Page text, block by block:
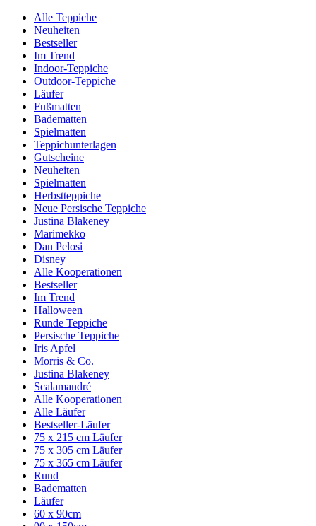
Alle Teppiche
Neuheiten
Bestseller
Im Trend
Indoor-Teppiche
Outdoor-Teppiche
Läufer
Fußmatten
Badematten
Spielmatten
Teppichunterlagen
Gutscheine
Neuheiten
Spielmatten
Herbstteppiche
Neue Persische Teppiche
Justina Blakeney
Marimekko
Dan Pelosi
Disney
Alle Kooperationen
Bestseller
Im Trend
Halloween
Runde Teppiche
Persische Teppiche
Iris Apfel
Morris & Co.
Justina Blakeney
Scalamandré
Alle Kooperationen
Alle Läufer
Bestseller-Läufer
75 x 215 cm Läufer
75 x 305 cm Läufer
75 x 365 cm Läufer
Rund
Badematten
Läufer
60 x 90cm